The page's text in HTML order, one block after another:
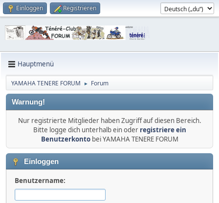
Einloggen Registrieren
Hauptmenü
YAMAHA TENERE FORUM ► Forum
Warnung!
Nur registrierte Mitglieder haben Zugriff auf diesen Bereich.
Bitte logge dich unterhalb ein oder registriere ein
Benutzerkontobei YAMAHA TENERE FORUM
Einloggen
Benutzername: